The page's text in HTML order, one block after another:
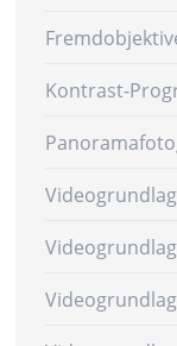
Kontrast-